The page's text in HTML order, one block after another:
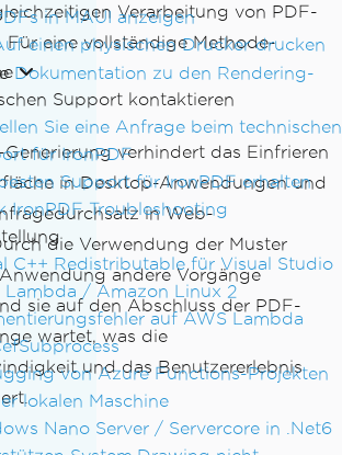
in MAUI anzeigen
einen physischen Drucker drucken
Support kontaktieren
Sie eine Anfrage beim technischen
für IronPDF
Support für IronPDF erhalten
IronPDF Troubleshooting
C++ Redistributable für Visual Studio
Lambda / Amazon Linux 2
auf AWS Lambda
von Azure Functions-Projekten
lokalen Maschine
Nano Server / Servercore in .Net6
Verarbeitung von PDF-
Für eine vollständige Methode-
Dokumentation zu den Rendering-
verhindert das Einfrieren
in Desktop-Anwendungen und
in Web-
die Verwendung der Muster
andere Vorgänge
sie auf den Abschluss der PDF-
wartet, was die
und das Benutzererlebnis